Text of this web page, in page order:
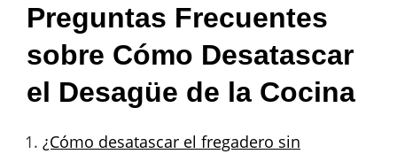
Preguntas Frecuentes
sobre Cómo Desatascar
el Desagüe de la Cocina
¿Cómo desatascar el fregadero sin